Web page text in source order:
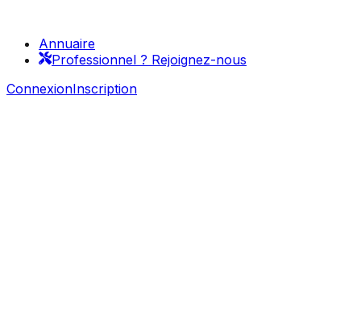
Annuaire
Professionnel ? Rejoignez-nous
ConnexionInscription